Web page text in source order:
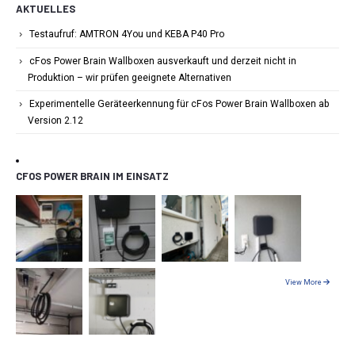
AKTUELLES
Testaufruf: AMTRON 4You und KEBA P40 Pro
cFos Power Brain Wallboxen ausverkauft und derzeit nicht in
Produktion – wir prüfen geeignete Alternativen
Experimentelle Geräteerkennung für cFos Power Brain Wallboxen ab
Version 2.12
CFOS POWER BRAIN IM EINSATZ
View More